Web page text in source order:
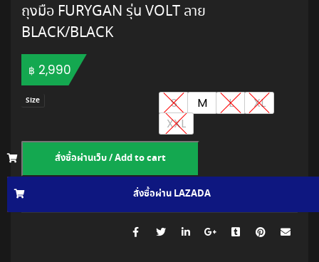
ถุงมือ FURYGAN รุ่น VOLT ลาย
BLACK/BLACK
฿ 2,990
Size S M L
XL
XXL
สั่งซื้อผ่านเว็บ / Add to cart
สั่งซื้อผ่าน SHOPEE
สั่งซื้อผ่าน LAZADA
SKU: 150100258521.